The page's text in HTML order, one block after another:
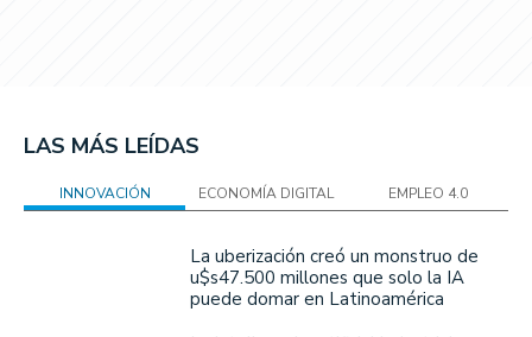
LAS MÁS LEÍDAS
INNOVACIÓN ECONOMÍA DIGITAL EMPLEO 4.0
La uberización creó un monstruo de
u$s47.500 millones que solo la IA
puede domar en Latinoamérica